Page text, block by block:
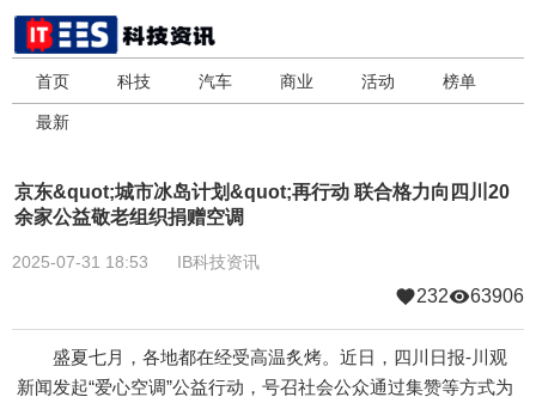
首页 科技 汽车 商业 活动 榜单
最新
京东&quot;城市冰岛计划&quot;再行动 联合格力向四川20
余家公益敬老组织捐赠空调
2025-07-31 18:53 IB科技资讯
232 63906
盛夏七月，各地都在经受高温炙烤。近日，四川日报-川观
新闻发起“爱心空调”公益行动，号召社会公众通过集赞等方式为